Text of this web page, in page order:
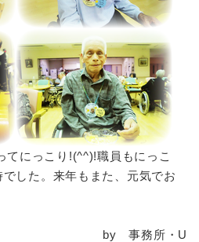
てにっこり!(^^)!職員もにっこ
した。来年もまた、元気でお
by 事務所・U